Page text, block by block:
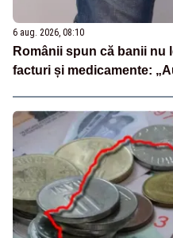
6 aug. 2026, 08:10
Românii spun că banii nu
facturi și medicamente: